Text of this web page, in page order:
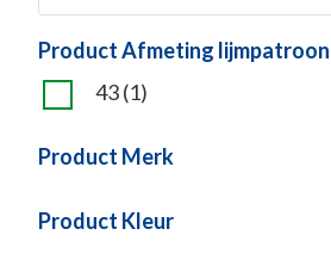
Product Afmeting lijmpatroon
43(1)
Product Merk
Product Kleur